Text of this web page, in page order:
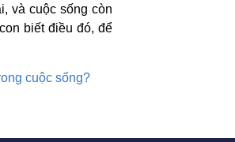
và cuộc sống còn
biết điều đó, để
cuộc sống?